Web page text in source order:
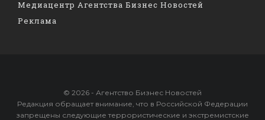
Медиацентр Агентства Бизнес Новостей
Реклама
© 2026 - Агентство Бизнес Новостей
Редакция обращает внимание, что в Российской Федерации
запрещены следующие террористические и экстремистские